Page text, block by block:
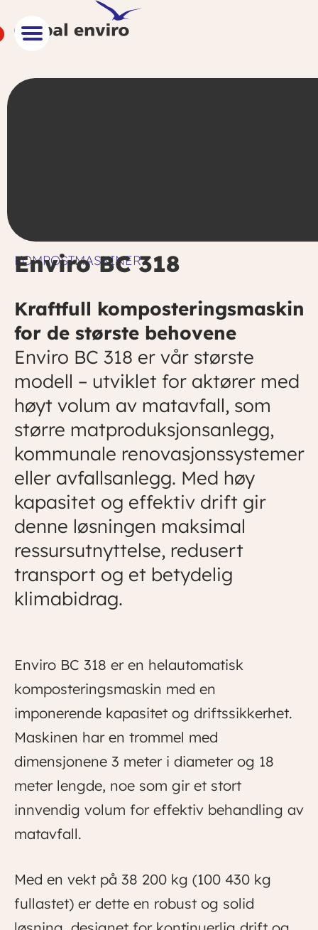
KOMPOSTMASKINER
Enviro BC 318
Kraftfull komposteringsmaskin
for de største behovene
Enviro BC 318 er vår største
modell – utviklet for aktører med
høyt volum av matavfall, som
større matproduksjonsanlegg,
kommunale renovasjonssystemer
eller avfallsanlegg. Med høy
kapasitet og effektiv drift gir
denne løsningen maksimal
ressursutnyttelse, redusert
transport og et betydelig
klimabidrag.
Enviro BC 318 er en helautomatisk
komposteringsmaskin med en
imponerende kapasitet og driftssikkerhet.
Maskinen har en trommel med
dimensjonene 3 meter i diameter og 18
meter lengde, noe som gir et stort
innvendig volum for effektiv behandling av
matavfall.
Med en vekt på 38 200 kg (100 430 kg
fullastet) er dette en robust og solid